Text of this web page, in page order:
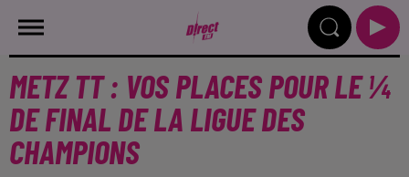
METZ TT : VOS PLACES POUR LE ¼
DE FINAL DE LA LIGUE DES
CHAMPIONS